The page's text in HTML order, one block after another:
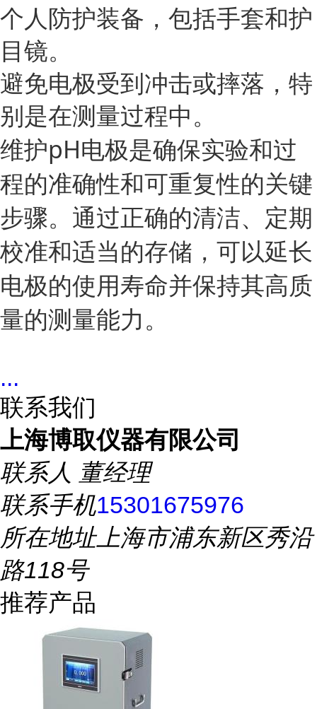
个人防护装备，包括手套和护
目镜。
避免电极受到冲击或摔落，特
别是在测量过程中。
维护pH电极是确保实验和过
程的准确性和可重复性的关键
步骤。通过正确的清洁、定期
校准和适当的存储，可以延长
电极的使用寿命并保持其高质
量的测量能力。
...
联系我们
上海博取仪器有限公司
联系人 董经理
联系手机15301675976
所在地址上海市浦东新区秀沿
路118号
推荐产品